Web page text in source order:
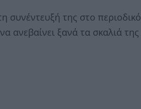
συνέντευξή της στο περιοδικό
ανεβαίνει ξανά τα σκαλιά της